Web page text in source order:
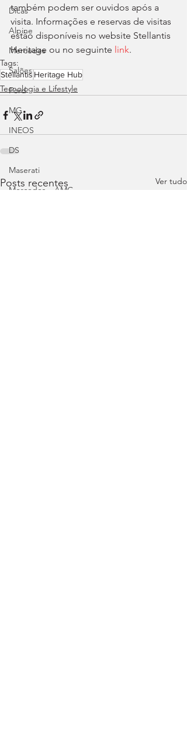
Dicas
Alpine
Mercedes
Salões
Ford
MG
INEOS
DS
Maserati
Mercedes – AMG
também podem ser ouvidos após a
visita. Informações e reservas de visitas
estão disponíveis no website Stellantis
Heritage ou no seguinte link.
Tags:
Stellantis Heritage Hub
Tecnologia e Lifestyle
Posts recentes Ver tudo